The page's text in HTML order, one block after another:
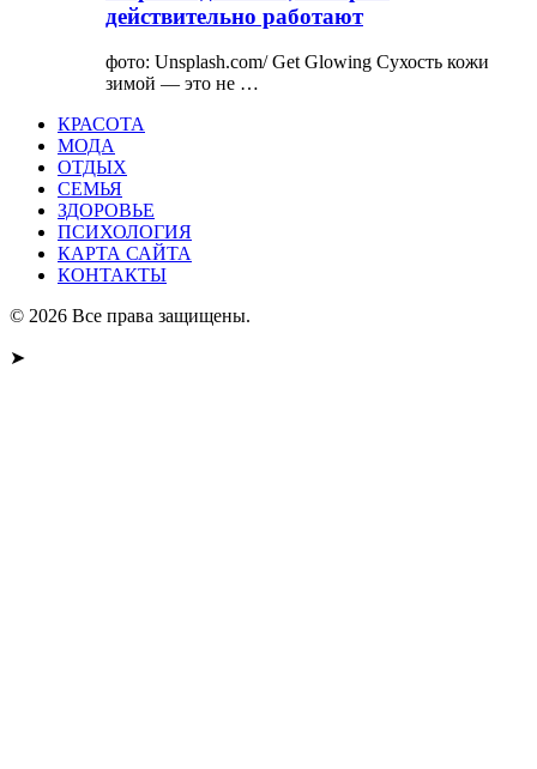
действительно работают
фото: Unsplash.com/ Get Glowing Сухость кожи
зимой — это не …
КРАСОТА
МОДА
ОТДЫХ
СЕМЬЯ
ЗДОРОВЬЕ
ПСИХОЛОГИЯ
КАРТА САЙТА
КОНТАКТЫ
© 2026 Все права защищены.
➤